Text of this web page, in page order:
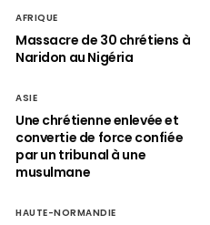
AFRIQUE
Massacre de 30 chrétiens à
Naridon au Nigéria
ASIE
Une chrétienne enlevée et
convertie de force confiée
par un tribunal à une
musulmane
HAUTE-NORMANDIE